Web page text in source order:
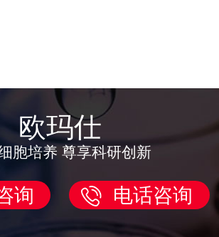
欧玛仕
胞培养 尊享科研创新
询 电话咨询